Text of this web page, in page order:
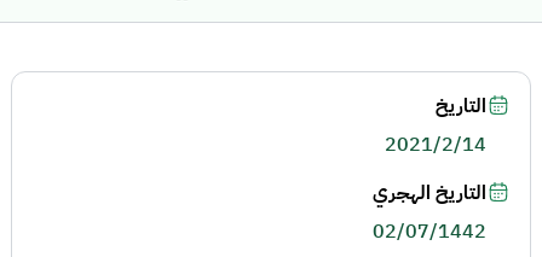
التاريخ
2021/2/14
التاريخ الهجري
02/07/1442